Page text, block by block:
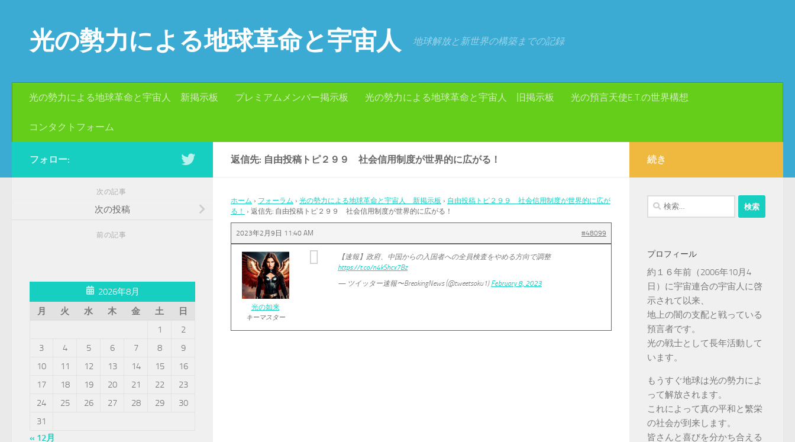
光の勢力による地球革命と宇宙人 地球解放と新世界の構築までの記録
光の勢力による地球革命と宇宙人 新掲示板 プレミアムメンバー掲示板 光の勢力による地球革命と宇宙人 旧掲示板 光の預言天使E.T.の世界構想
コンタクトフォーム
返信先: 自由投稿トピ２９９ 社会信用制度が世界的に広がる！
ホーム › フォーラム › 光の勢力による地球革命と宇宙人 新掲示板 › 自由投稿トピ２９９ 社会信用制度が世界的に広が
る！
› 返信先: 自由投稿トピ２９９ 社会信用制度が世界的に広がる！
2023年2月9日 11:40 AM #48099
光の如来
キーマスター
【速報】政府、中国からの入国者への全員検査をやめる方向で調整
https://t.co/n4kShcx7Bz
— ツイッター速報〜BreakingNews (@tweetsoku1) February 8, 2023
フォロー:
次の記事
次の投稿
前の記事
2026年8月
月
火 水 木 金 土
日
1
2
3
4 5 6 7 8
9
10
11 12 13 14 15
16
17
18 19 20 21 22
23
24
25 26 27 28 29
30
31
« 12月
続き
検
索:
プロフィール
約１６年前（2006年10月4
日）に宇宙連合の宇宙人に啓
示されて以来、
地上の闇の支配と戦っている
預言者です。
光の戦士として長年活動して
います。
もうすぐ地球は光の勢力によ
って解放されます。
これによって真の平和と繁栄
の社会が到来します。
皆さんと喜びを分かち合える